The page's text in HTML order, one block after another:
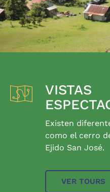
VISTAS
Existen
como el cerro
Ejido San José.
VER TOURS